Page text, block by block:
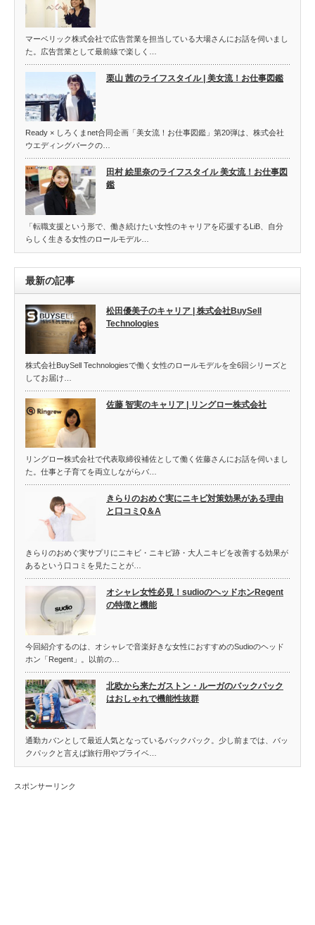
マーベリック株式会社で広告営業を担当している大場さんにお話を伺いまし
た。広告営業として最前線で楽しく…
栗山 茜のライフスタイル | 美女流！お仕事図鑑
Ready × しろくまnet合同企画「美女流！お仕事図鑑」第20弾は、株式会社
ウエディングパークの…
田村 絵里奈のライフスタイル 美女流！お仕事図
鑑
「転職支援という形で、働き続けたい女性のキャリアを応援するLiB、自分
らしく生きる女性のロールモデル…
最新の記事
松田優美子のキャリア | 株式会社BuySell
Technologies
株式会社BuySell Technologiesで働く女性のロールモデルを全6回シリーズと
してお届け…
佐藤 智実のキャリア | リングロー株式会社
リングロー株式会社で代表取締役補佐として働く佐藤さんにお話を伺いまし
た。仕事と子育てを両立しながらバ…
きらりのおめぐ実にニキビ対策効果がある理由
と口コミQ＆A
きらりのおめぐ実サプリにニキビ・ニキビ跡・大人ニキビを改善する効果が
あるという口コミを見たことが…
オシャレ女性必見！sudioのヘッドホンRegent
の特徴と機能
今回紹介するのは、オシャレで音楽好きな女性におすすめのSudioのヘッド
ホン「Regent」。以前の…
北欧から来たガストン・ルーガのバックパック
はおしゃれで機能性抜群
通勤カバンとして最近人気となっているバックパック。少し前までは、バッ
クパックと言えば旅行用やプライベ…
スポンサーリンク